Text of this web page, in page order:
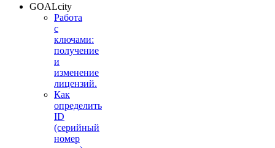
GOALcity
Работа
с
ключами:
получение
и
изменение
лицензий.
Как
определить
ID
(серийный
номер